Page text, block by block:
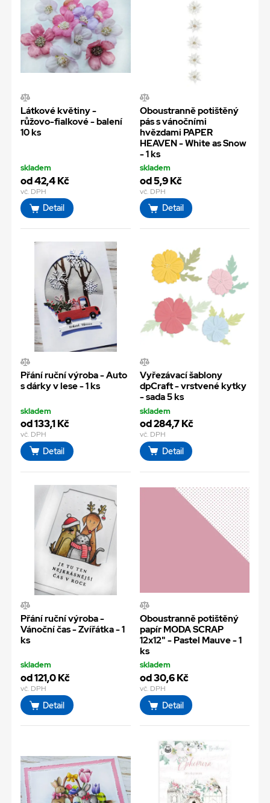
Látkové květiny -
růžovo-fialkové - balení
10 ks
skladem
od 42,4 Kč
vč. DPH
Detail
Oboustranně potištěný
pás s vánočními
hvězdami PAPER
HEAVEN - White as Snow
- 1 ks
skladem
od 5,9 Kč
vč. DPH
Detail
Přání ruční výroba - Auto
s dárky v lese - 1 ks
skladem
od 133,1 Kč
vč. DPH
Detail
Vyřezávací šablony
dpCraft - vrstvené kytky
- sada 5 ks
skladem
od 284,7 Kč
vč. DPH
Detail
Přání ruční výroba -
Vánoční čas - Zvířátka - 1
ks
skladem
od 121,0 Kč
vč. DPH
Detail
Oboustranně potištěný
papír MODA SCRAP
12x12" - Pastel Mauve - 1
ks
skladem
od 30,6 Kč
vč. DPH
Detail